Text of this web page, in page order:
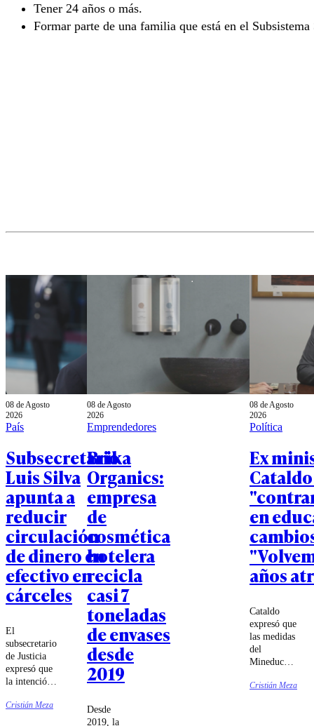
Tener 24 años o más.
Formar parte de una familia que está en el
08 de Agosto
2026
País
Subsecretario
Luis Silva
apunta a
reducir
circulación
de dinero en
efectivo en
cárceles
El
subsecretario
de Justicia
expresó que
la intención
es elevar a
Cristián Meza
08 de Agosto
2026
Emprendedores
Brika
Organics:
empresa
de
cosmética
hotelera
recicla
casi 7
toneladas
de envases
desde
2019
Desde
2019, la
08 de Agosto
2026
Política
Ex
en
años
Cataldo
expresó que
las medidas
del
Mineduc
contrapelo
Cristián Meza